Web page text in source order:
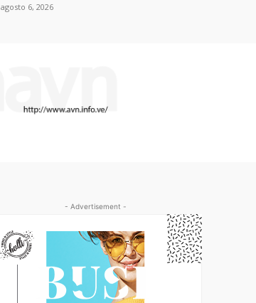
agosto 6, 2026
- Advertisement -